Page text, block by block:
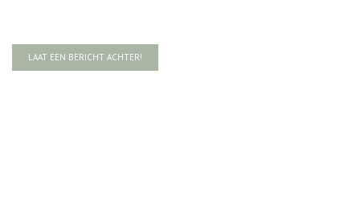
LAAT EEN BERICHT ACHTER!